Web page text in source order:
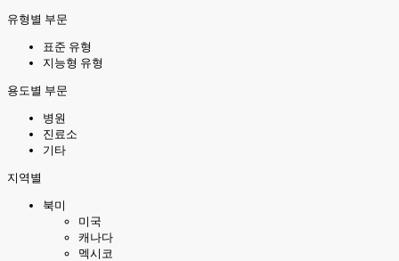
유형별 부문
표준 유형
지능형 유형
용도별 부문
병원
진료소
기타
지역별
북미
미국
캐나다
멕시코